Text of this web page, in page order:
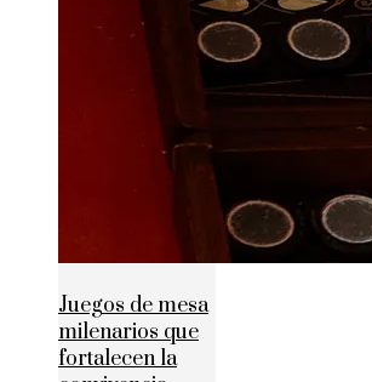
Juegos de mesa
milenarios que
fortalecen la